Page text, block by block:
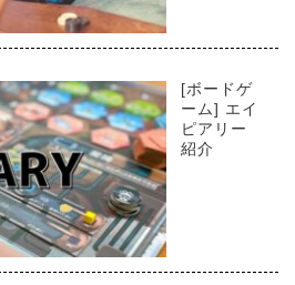
[ボードゲ
ーム] エイ
ピアリー
紹介